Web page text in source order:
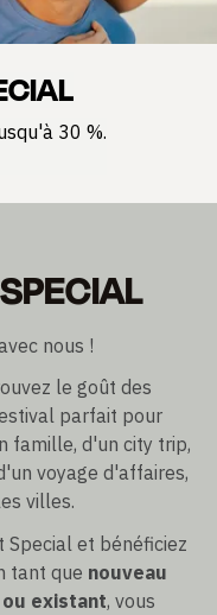
30 %.
nous !
le goût des
parfait pour
famille, d'un city trip,
voyage d'affaires,
villes.
Special et bénéficiez
tant que nouveau
ou existant, vous